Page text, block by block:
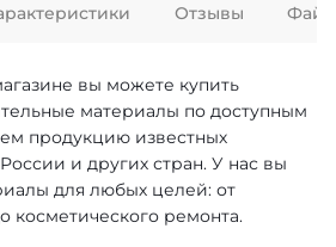
вы можете купить
материалы по доступным
продукцию известных
и других стран. У нас вы
для любых целей: от
косметического ремонта.
Отзывы